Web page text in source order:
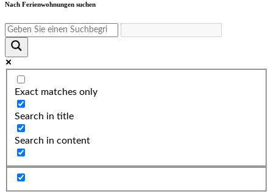
Nach Ferienwohnungen suchen
Exact matches only
Search in title
Search in content